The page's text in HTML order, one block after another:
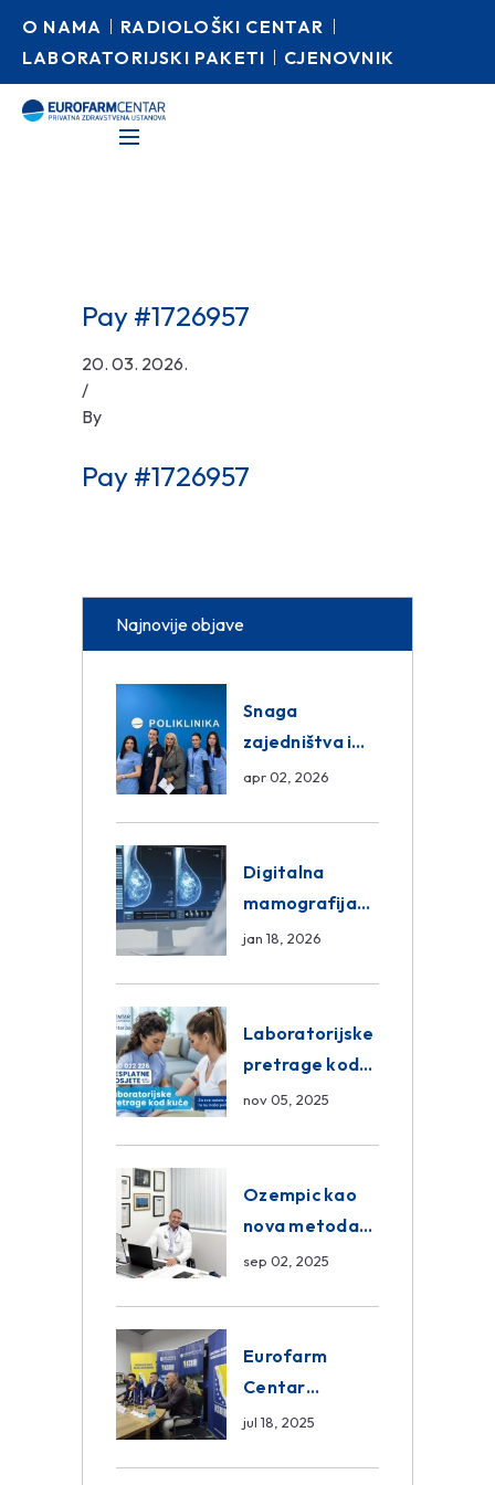
O NAMA
RADIOLOŠKI CENTAR
LABORATORIJSKI PAKETI
CJENOVNIK
Pay #1726957
20. 03. 2026.
/
By
Pay #1726957
Najnovije objave
Snaga
zajedništva i
razmjena
Group
apr 02, 2026
Digitalna
mamografija
Sarajevo –
Centar
Poliklinika
jan 18, 2026
Laboratorijske
pretrage kod
kuće – novo u
Poliklinici
nov 05, 2025
Ozempic kao
nova metoda
mršavljenja: da
sep 02, 2025
Eurofarm
Centar
Poliklinika i
jul 18, 2025